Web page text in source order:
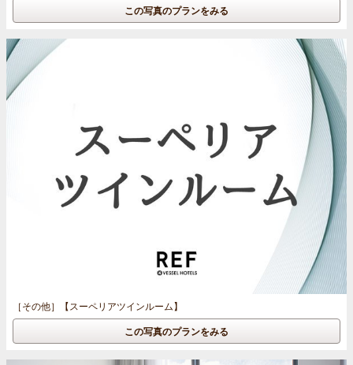
この写真のプランをみる
［その他］ 【スーペリアツインルーム】
この写真のプランをみる